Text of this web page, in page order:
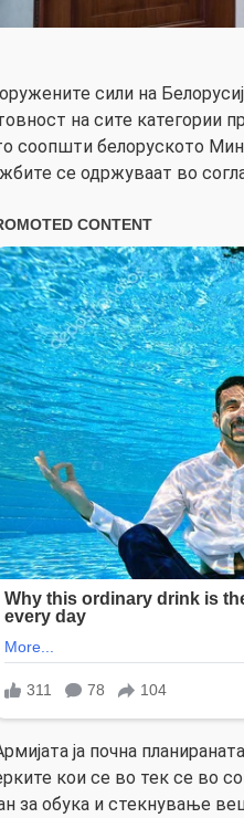
сили на
на сите категории
соопшти белоруското
се одржуваат во
ја почна
кои се во тек се во
за обука и стекнување